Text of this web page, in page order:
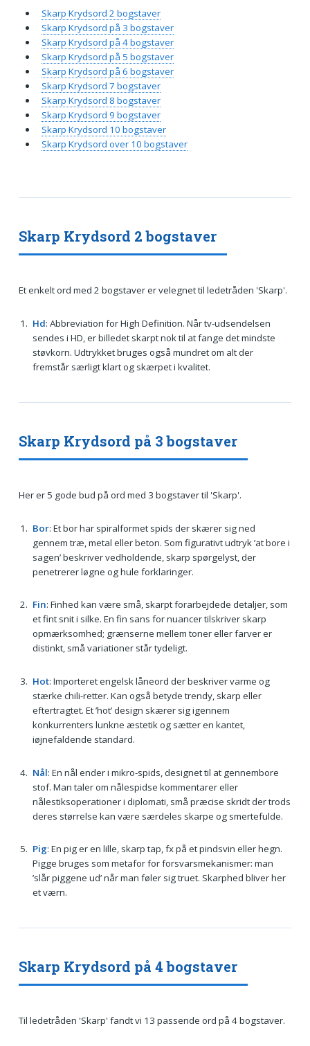
Skarp Krydsord 2 bogstaver
Et enkelt ord med 2 bogstaver er velegnet til ledetråden 'Skarp'.
Hd: Abbreviation for High Definition. Når tv-udsendelsen
sendes i HD, er billedet skarpt nok til at fange det mindste
støvkorn. Udtrykket bruges også mundret om alt der
fremstår særligt klart og skærpet i kvalitet.
Skarp Krydsord på 3 bogstaver
Her er 5 gode bud på ord med 3 bogstaver til 'Skarp'.
Bor: Et bor har spiralformet spids der skærer sig ned
gennem træ, metal eller beton. Som figurativt udtryk ’at bore i
sagen’ beskriver vedholdende, skarp spørgelyst, der
penetrerer løgne og hule forklaringer.
Fin: Finhed kan være små, skarpt forarbejdede detaljer, som
et fint snit i silke. En fin sans for nuancer tilskriver skarp
opmærksomhed; grænserne mellem toner eller farver er
distinkt, små variationer står tydeligt.
Hot: Importeret engelsk låneord der beskriver varme og
stærke chili-retter. Kan også betyde trendy, skarp eller
eftertragtet. Et ’hot’ design skærer sig igennem
konkurrenters lunkne æstetik og sætter en kantet,
iøjnefaldende standard.
Nål: En nål ender i mikro-spids, designet til at gennembore
stof. Man taler om nålespidse kommentarer eller
nålestiksoperationer i diplomati, små præcise skridt der trods
deres størrelse kan være særdeles skarpe og smertefulde.
Pig: En pig er en lille, skarp tap, fx på et pindsvin eller hegn.
Pigge bruges som metafor for forsvarsmekanismer: man
’slår piggene ud’ når man føler sig truet. Skarphed bliver her
et værn.
Skarp Krydsord på 4 bogstaver
Til ledetråden 'Skarp' fandt vi 13 passende ord på 4 bogstaver.
Skarp Krydsord 2 bogstaver
Skarp Krydsord på 3 bogstaver
Skarp Krydsord på 4 bogstaver
Skarp Krydsord på 5 bogstaver
Skarp Krydsord på 6 bogstaver
Skarp Krydsord 7 bogstaver
Skarp Krydsord 8 bogstaver
Skarp Krydsord 9 bogstaver
Skarp Krydsord 10 bogstaver
Skarp Krydsord over 10 bogstaver